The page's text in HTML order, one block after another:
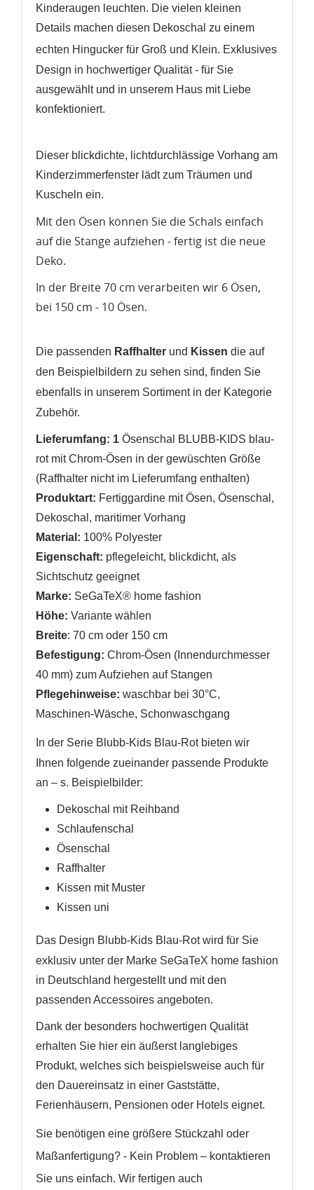
Kinderaugen leuchten. Die vielen kleinen
Details machen diesen Dekoschal zu einem
echten Hingucker für Groß und Klein. Exklusives
Design in hochwertiger Qualität - für Sie
ausgewählt und in unserem Haus mit Liebe
konfektioniert.
Dieser blickdichte, lichtdurchlässige Vorhang am
Kinderzimmerfenster lädt zum Träumen und
Kuscheln ein.
Mit den Ösen können Sie die Schals einfach
auf die Stange aufziehen - fertig ist die neue
Deko.
In der Breite 70 cm verarbeiten wir 6 Ösen,
bei 150 cm - 10 Ösen.
Die passenden Raffhalter und Kissen die auf
den Beispielbildern zu sehen sind, finden Sie
ebenfalls in unserem Sortiment in der Kategorie
Zubehör.
Lieferumfang: 1 Ösenschal BLUBB-KIDS blau-
rot mit Chrom-Ösen in der gewüschten Größe
(Raffhalter nicht im Lieferumfang enthalten)
Produktart: Fertiggardine mit Ösen, Ösenschal,
Dekoschal, maritimer Vorhang
Material: 100% Polyester
Eigenschaft: pflegeleicht, blickdicht, als
Sichtschutz geeignet
Marke: SeGaTeX® home fashion
Höhe: Variante wählen
Breite: 70 cm oder 150 cm
Befestigung: Chrom-Ösen (Innendurchmesser
40 mm) zum Aufziehen auf Stangen
Pflegehinweise: waschbar bei 30°C,
Maschinen-Wäsche, Schonwaschgang
In der Serie Blubb-Kids Blau-Rotbieten wir
Ihnen folgende zueinander passende Produkte
an – s. Beispielbilder:
Dekoschal mit Reihband
Schlaufenschal
Ösenschal
Raffhalter
Kissen mit Muster
Kissen uni
Das Design Blubb-Kids Blau-Rotwird für Sie
exklusiv unter der Marke SeGaTeX home fashion
in Deutschland hergestellt und mit den
passenden Accessoires angeboten.
Dank der besonders hochwertigen Qualität
erhalten Sie hier ein äußerst langlebiges
Produkt, welches sich beispielsweise auch für
den Dauereinsatz in einer Gaststätte,
Ferienhäusern, Pensionen oder Hotels eignet.
Sie benötigen eine größere Stückzahl oder
Maßanfertigung? - Kein Problem – kontaktieren
Sie uns einfach. Wir fertigen auch
AUF MEINE WUNSCHLISTE
Wunschliste
Sie müssen angemeldet sein, um Artikel Ihrer
Wunschliste hinzufügen zu können.
Anmelden